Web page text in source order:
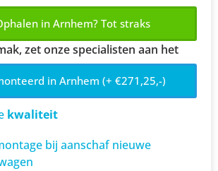
in Arnhem? Tot straks
zet onze specialisten aan het
in Arnhem (+ €271,25,-)
kwaliteit
bij aanschaf nieuwe